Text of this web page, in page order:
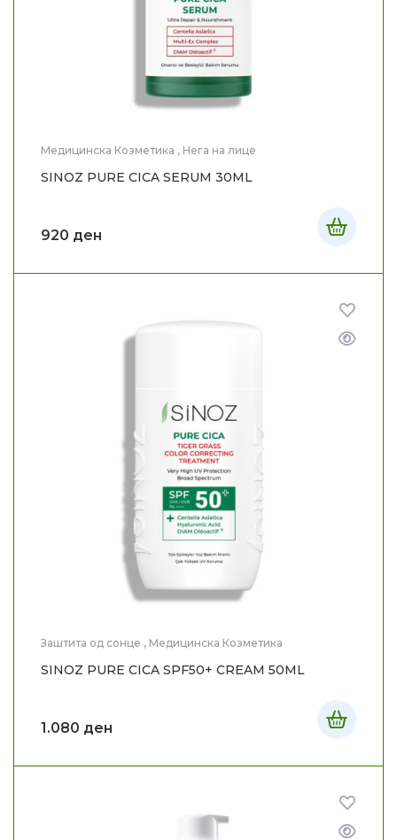
Медицинска Козметика , Нега на лице
SINOZ PURE CICA SERUM 30ML
920 ден
Заштита од сонце , Медицинска Козметика
SINOZ PURE CICA SPF50+ CREAM 50ML
1.080 ден